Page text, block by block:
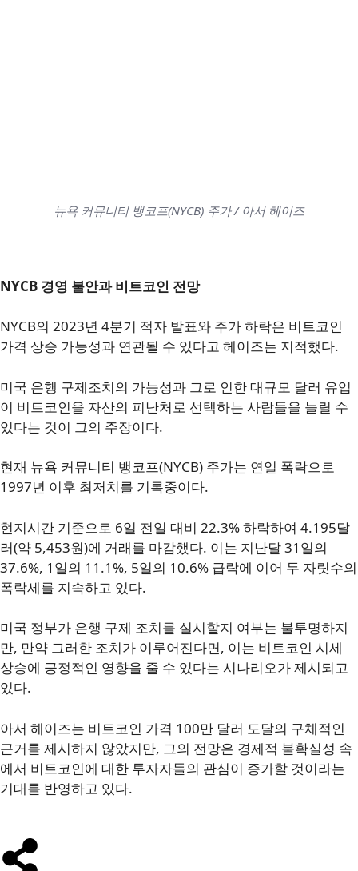
뉴욕 커뮤니티 뱅코프(NYCB) 주가 / 아서 헤이즈
NYCB 경영 불안과 비트코인 전망
NYCB의 2023년 4분기 적자 발표와 주가 하락은 비트코인
가격 상승 가능성과 연관될 수 있다고 헤이즈는 지적했다.
미국 은행 구제조치의 가능성과 그로 인한 대규모 달러 유입
이 비트코인을 자산의 피난처로 선택하는 사람들을 늘릴 수
있다는 것이 그의 주장이다.
현재 뉴욕 커뮤니티 뱅코프(NYCB) 주가는 연일 폭락으로
1997년 이후 최저치를 기록중이다.
현지시간 기준으로 6일 전일 대비 22.3% 하락하여 4.195달
러(약 5,453원)에 거래를 마감했다. 이는 지난달 31일의
37.6%, 1일의 11.1%, 5일의 10.6% 급락에 이어 두 자릿수의
폭락세를 지속하고 있다.
미국 정부가 은행 구제 조치를 실시할지 여부는 불투명하지
만, 만약 그러한 조치가 이루어진다면, 이는 비트코인 시세
상승에 긍정적인 영향을 줄 수 있다는 시나리오가 제시되고
있다.
아서 헤이즈는 비트코인 가격 100만 달러 도달의 구체적인
근거를 제시하지 않았지만, 그의 전망은 경제적 불확실성 속
에서 비트코인에 대한 투자자들의 관심이 증가할 것이라는
기대를 반영하고 있다.